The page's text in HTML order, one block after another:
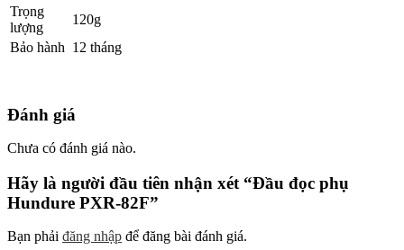
Trọng
lượng
120g
Bảo hành 12 tháng
Đánh giá
Chưa có đánh giá nào.
Hãy là người đầu tiên nhận xét “Đầu đọc phụ
Hundure PXR-82F”
Bạn phải đăng nhập để đăng bài đánh giá.